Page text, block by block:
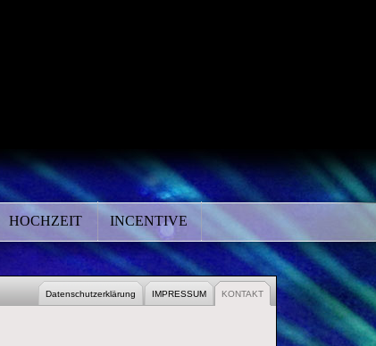
HOCHZEIT INCENTIVE
KONTAKT
IMPRESSUM
Datenschutzerklärung